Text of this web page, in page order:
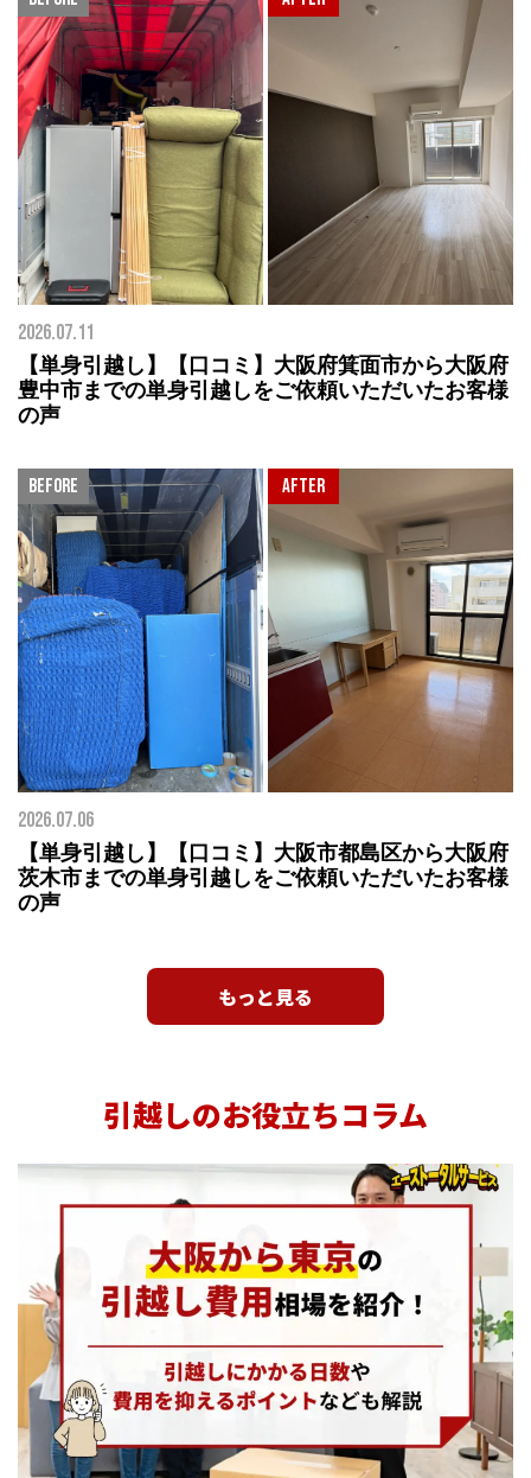
2026.07.11
【単身引越し】【口コミ】大阪府箕面市から大阪府
豊中市までの単身引越しをご依頼いただいたお客様
の声
2026.07.06
【単身引越し】【口コミ】大阪市都島区から大阪府
茨木市までの単身引越しをご依頼いただいたお客様
の声
もっと見る
引越しのお役立ちコラム